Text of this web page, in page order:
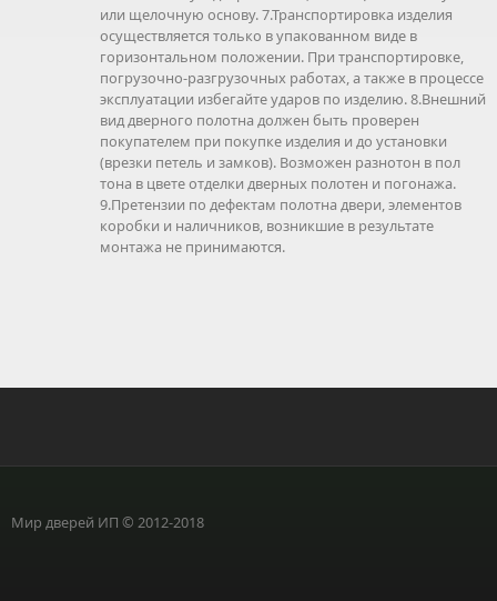
или щелочную основу. 7.Транспортировка изделия
осуществляется только в упакованном виде в
горизонтальном положении. При транспортировке,
погрузочно-разгрузочных работах, а также в процессе
эксплуатации избегайте ударов по изделию. 8.Внешний
вид дверного полотна должен быть проверен
покупателем при покупке изделия и до установки
(врезки петель и замков). Возможен разнотон в пол
тона в цвете отделки дверных полотен и погонажа.
9.Претензии по дефектам полотна двери, элементов
коробки и наличников, возникшие в результате
монтажа не принимаются.
Мир дверей ИП © 2012-2018